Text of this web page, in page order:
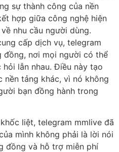
sự thành công của nền
hợp giữa công nghệ hiện
nhu cầu người dùng.
cấp dịch vụ, telegram
đồng, nơi mọi người có thể
lẫn nhau. Điều này tạo
nền tảng khác, vì nó không
bạn đồng hành trong
liệt, telegram mmlive đã
mình không phải là lời nói
đồng và hỗ trợ miễn phí